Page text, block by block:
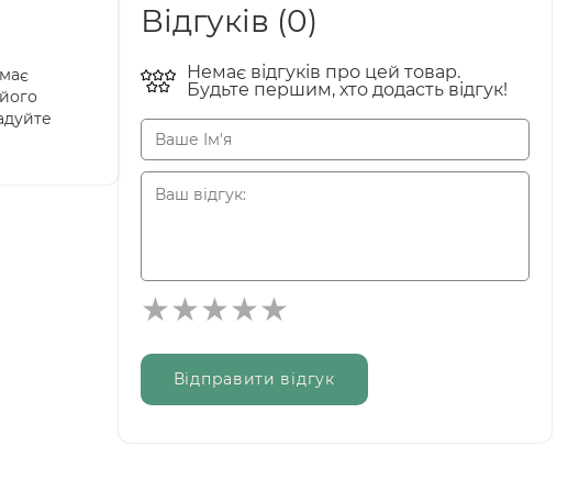
Відгуків (0)
Немає відгуків про цей товар.
Будьте першим, хто додасть відгук!
Відправити відгук